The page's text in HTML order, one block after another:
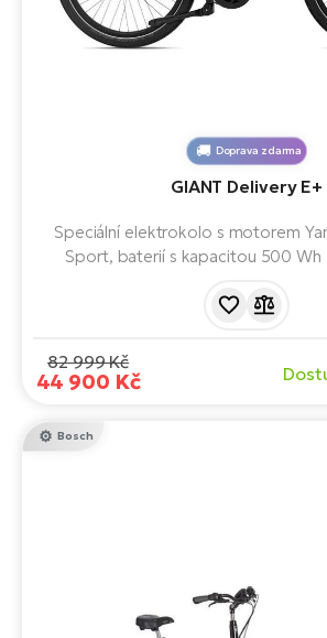
Doprava zdarma
GIANT Delivery E+
Speciální elektrokolo s motorem
Sport, baterií s kapacitou 500 Wh
pracovní využití s nosností
82 999 Kč
44 900 Kč
Bosch